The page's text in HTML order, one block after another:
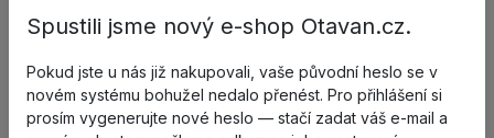
Spustili jsme nový e-shop Otavan.cz.
Pokud jste u nás již nakupovali, vaše původní heslo se v
novém systému bohužel nedalo přenést. Pro přihlášení si
prosím vygenerujte nové heslo — stačí zadat váš e-mail a